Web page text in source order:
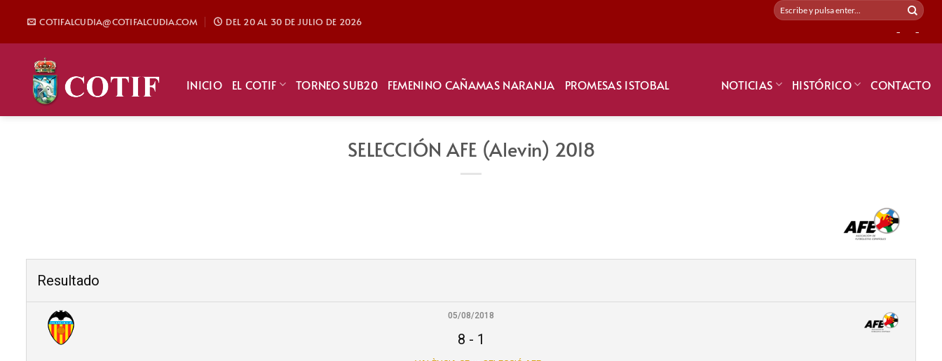
contenido
COTIFALCUDIA@COTIFALCUDIA.COM DEL 20 AL 30 DE JULIO DE 2026
- -
INICIO EL COTIF TORNEO SUB20 FEMENINO CAÑAMAS NARANJA PROMESAS ISTOBAL NOTICIAS HISTÓRICO CONTACTO
SELECCIÓN AFE (Alevin) 2018
Resultado
05/08/2018
8 - 1